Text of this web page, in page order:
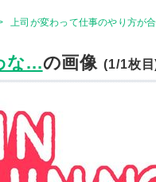
上司が変わって仕事のやり方が
な...の画像(1/1枚目